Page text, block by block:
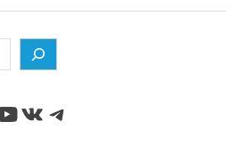
ВКонтакте
Telegram